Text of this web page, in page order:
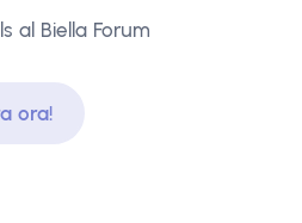
al Biella Forum
ora!